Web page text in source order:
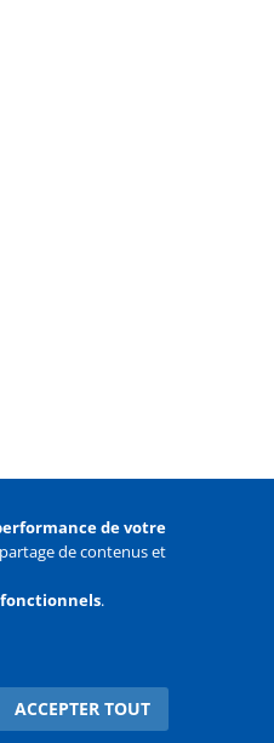
de votre
de contenus et
fonctionnels.
ACCEPTER TOUT